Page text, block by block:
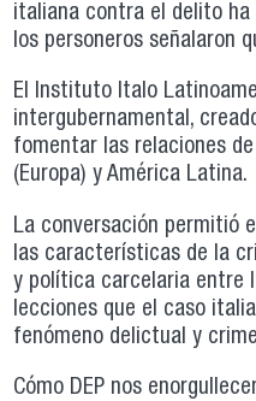
italiana contra el delito ha
los personeros señalaron
El Instituto Italo
intergubernamental,
fomentar las relaciones
(Europa) y América Latina.
La conversación permitió
las características de la
y política carcelaria entre
lecciones que el caso
fenómeno delictual y
Cómo DEP nos